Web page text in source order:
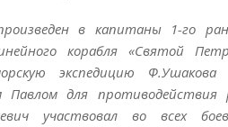
в капитаны 1-го
корабля «Святой
экспедицию Ф.Ушакова
для противодействия
участвовал во всех